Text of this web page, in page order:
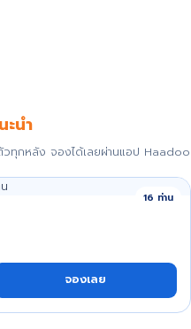
ะนำ
ทุกหลัง จองได้เลยผ่านแอป Haadoo
16 ท่าน
จองเลย